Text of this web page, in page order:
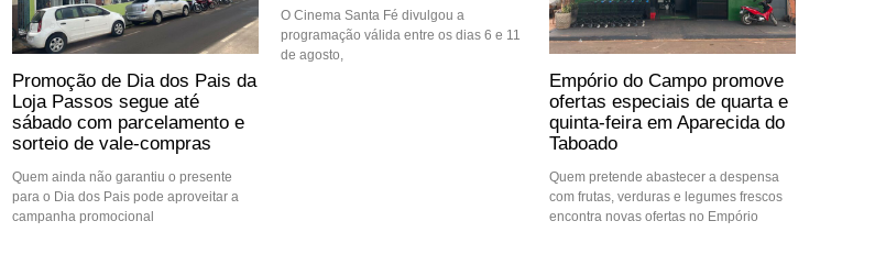
Promoção de Dia dos Pais da
Loja Passos segue até
sábado com parcelamento e
sorteio de vale-compras
Quem ainda não garantiu o presente
para o Dia dos Pais pode aproveitar a
campanha promocional
O Cinema Santa Fé divulgou a
programação válida entre os dias 6 e 11
de agosto,
Empório do Campo promove
ofertas especiais de quarta e
quinta-feira em Aparecida do
Taboado
Quem pretende abastecer a despensa
com frutas, verduras e legumes frescos
encontra novas ofertas no Empório